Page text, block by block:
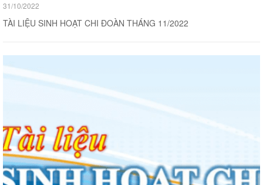
31/10/2022
TÀI LIỆU SINH HOẠT CHI ĐOÀN THÁNG 11/2022